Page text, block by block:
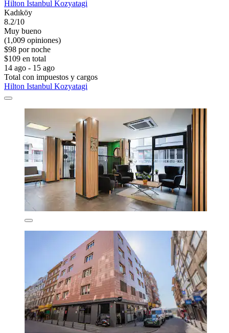
Hilton Istanbul Kozyatagi
Kadıköy
8.2/10
Muy bueno
(1,009 opiniones)
$98 por noche
$109 en total
14 ago - 15 ago
Total con impuestos y cargos
Hilton Istanbul Kozyatagi